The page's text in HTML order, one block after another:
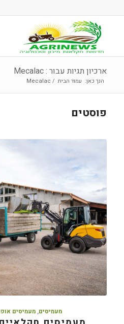
ארכיון תגיות עבור : Mecalac
הנך כאן: עמוד הבית /
Mecalac
פוסטים
מעמיסים, מעמיסים